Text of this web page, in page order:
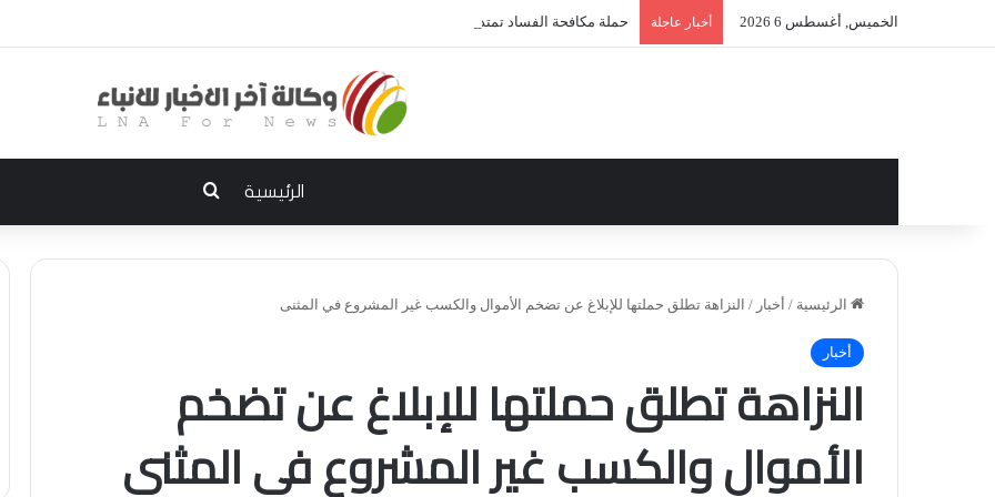
الخميس, أغسطس 6 2026 أخبار عاجلة حملة مكافحة الفساد تمتد إلى الديوانية.. النزاهة تعتقل مدير توزيع كهرباء الديوانية السابق ومعاونه
الرئيسية بحث عن
الرئيسية / أخبار / النزاهة تطلق حملتها للإبلاغ عن تضخم الأموال والكسب غير المشروع في المثنى
أخبار
النزاهة تطلق حملتها للإبلاغ عن تضخم
الأموال والكسب غير المشروع في المثنى